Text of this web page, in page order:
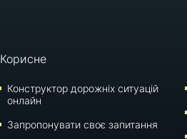
Корисне
Конструктор дорожніх ситуацій
онлайн
Запропонувати своє запитання